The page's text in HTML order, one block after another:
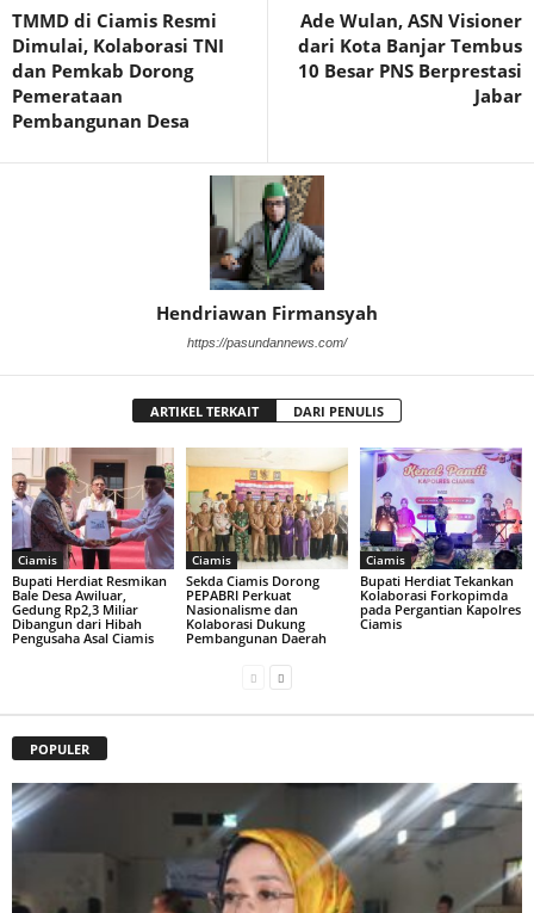
TMMD di Ciamis Resmi
Dimulai, Kolaborasi TNI
dan Pemkab Dorong
Pemerataan
Pembangunan Desa
Ade Wulan, ASN Visioner
dari Kota Banjar Tembus
10 Besar PNS Berprestasi
Jabar
Hendriawan Firmansyah
https://pasundannews.com/
ARTIKEL TERKAIT DARI PENULIS
Ciamis
Bupati Herdiat Resmikan
Bale Desa Awiluar,
Gedung Rp2,3 Miliar
Dibangun dari Hibah
Pengusaha Asal Ciamis
Ciamis
Sekda Ciamis Dorong
PEPABRI Perkuat
Nasionalisme dan
Kolaborasi Dukung
Pembangunan Daerah
Ciamis
Bupati Herdiat Tekankan
Kolaborasi Forkopimda
pada Pergantian Kapolres
Ciamis
POPULER